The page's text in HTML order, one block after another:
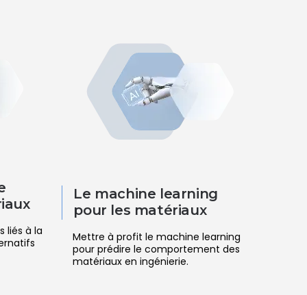
liés à la
Le machine learning
pour les matériaux
Mettre à profit le machine learning
pour prédire le comportement des
matériaux en ingénierie.